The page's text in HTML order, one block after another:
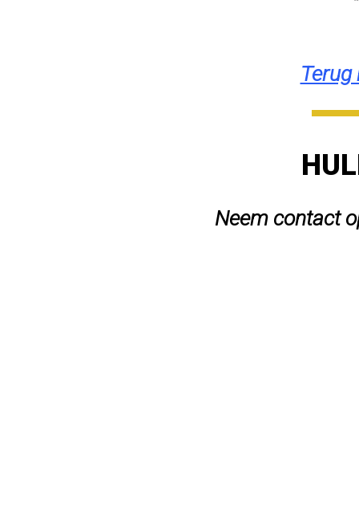
Terug
Neem contact